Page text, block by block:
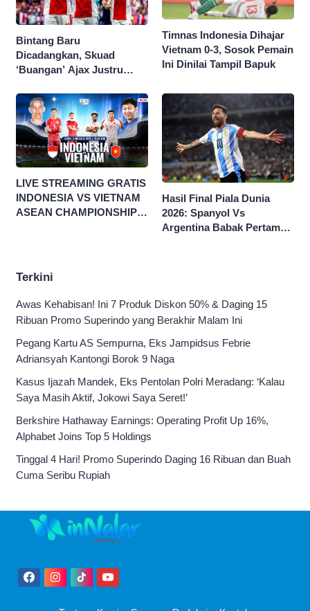
Bintang Baru
Dicadangkan, Skuad
‘Buangan’ Ajax Justru
Timnas Indonesia Dihajar
Vietnam 0-3, Sosok Pemain
Ini Dinilai Tampil Bapuk
LIVE STREAMING GRATIS
INDONESIA VS VIETNAM
ASEAN CHAMPIONSHIP
Hasil Final Piala Dunia
2026: Spanyol Vs
Argentina Babak Pertama
Terkini
Awas Kehabisan! Ini 7 Produk Diskon 50% & Daging 15
Ribuan Promo Superindo yang Berakhir Malam Ini
Pegang Kartu AS Sempurna, Eks Jampidsus Febrie
Adriansyah Kantongi Borok 9 Naga
Kasus Ijazah Mandek, Eks Pentolan Polri Meradang: ‘Kalau
Saya Masih Aktif, Jokowi Saya Seret!’
Berkshire Hathaway Earnings: Operating Profit Up 16%,
Alphabet Joins Top 5 Holdings
Tinggal 4 Hari! Promo Superindo Daging 16 Ribuan dan Buah
Cuma Seribu Rupiah